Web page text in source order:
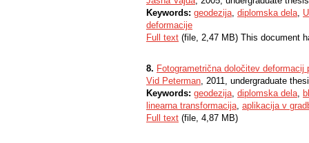
Keywords: geodezija, diplomska dela,
deformacije
Full text (file, 2,47 MB) This document
8. Fotogrametrična določitev
Vid Peterman, 2011, undergraduate
Keywords: geodezija, diplomska dela,
linearna transformacija, aplikacija v
Full text (file, 4,87 MB)